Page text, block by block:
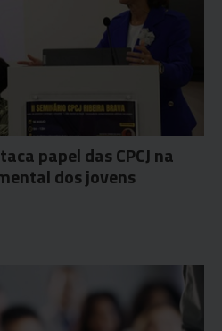
papel das CPCJ na
dos jovens